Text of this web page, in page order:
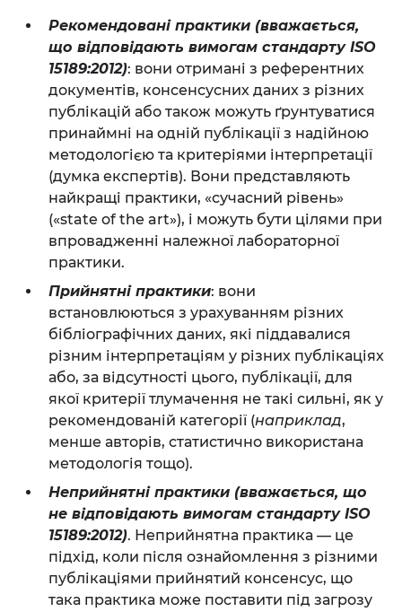
Рекомендовані практики (вважається,
що відповідають вимогам стандарту ISO
15189:2012): вони отримані з референтних
документів, консенсусних даних з різних
публікацій або також можуть ґрунтуватися
принаймні на одній публікації з надійною
методологією та критеріями інтерпретації
(думка експертів). Вони представляють
найкращі практики, «сучасний рівень»
(«state of the art»), і можуть бути цілями при
впровадженні належної лабораторної
практики.
Прийнятні практики: вони
встановлюються з урахуванням різних
бібліографічних даних, які піддавалися
різним інтерпретаціям у різних публікаціях
або, за відсутності цього, публікації, для
якої критерії тлумачення не такі сильні, як у
рекомендованій категорії (наприклад,
менше авторів, статистично використана
методологія тощо).
Неприйнятні практики (вважається, що
не відповідають вимогам стандарту ISO
15189:2012). Неприйнятна практика — це
підхід, коли після ознайомлення з різними
публікаціями прийнятий консенсус, що
така практика може поставити під загрозу